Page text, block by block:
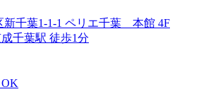
新千葉1-1-1 ペリエ千葉 本館 4F
千葉駅 徒歩1分